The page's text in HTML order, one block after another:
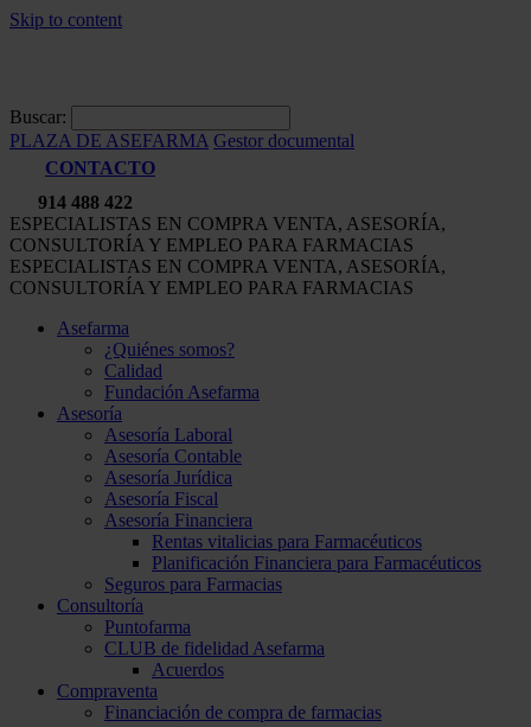
Skip to content
Buscar:
PLAZA DE ASEFARMA Gestor documental
CONTACTO
914 488 422
ESPECIALISTAS EN COMPRA VENTA, ASESORÍA,
CONSULTORÍA Y EMPLEO PARA FARMACIAS
ESPECIALISTAS EN COMPRA VENTA, ASESORÍA,
CONSULTORÍA Y EMPLEO PARA FARMACIAS
Asefarma
¿Quiénes somos?
Calidad
Fundación Asefarma
Asesoría
Asesoría Laboral
Asesoría Contable
Asesoría Jurídica
Asesoría Fiscal
Asesoría Financiera
Rentas vitalicias para Farmacéuticos
Planificación Financiera para Farmacéuticos
Seguros para Farmacias
Consultoría
Puntofarma
CLUB de fidelidad Asefarma
Acuerdos
Compraventa
Financiación de compra de farmacias